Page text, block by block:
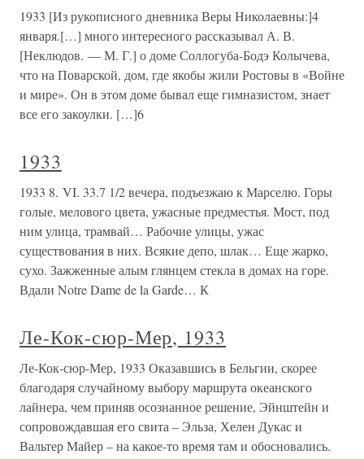
1933 [Из рукописного дневника Веры Николаевны:]4
января.[…] много интересного рассказывал А. В.
[Неклюдов. — М. Г.] о доме Соллогуба-Бодэ Колычева,
что на Поварской, дом, где якобы жили Ростовы в «Войне
и мире». Он в этом доме бывал еще гимназистом, знает
все его закоулки. […]6
1933
1933 8. VI. 33.7 1/2 вечера, подъезжаю к Марселю. Горы
голые, мелового цвета, ужасные предместья. Мост, под
ним улица, трамвай… Рабочие улицы, ужас
существования в них. Всякие депо, шлак… Еще жарко,
сухо. Зажженные алым глянцем стекла в домах на горе.
Вдали Notre Dame de la Garde… К
Ле-Кок-сюр-Мер, 1933
Ле-Кок-сюр-Мер, 1933 Оказавшись в Бельгии, скорее
благодаря случайному выбору маршрута океанского
лайнера, чем приняв осознанное решение, Эйнштейн и
сопровождавшая его свита – Эльза, Хелен Дукас и
Вальтер Майер – на какое-то время там и обосновались.